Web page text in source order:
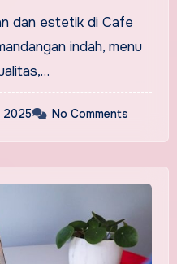
dan estetik di Cafe
indah, menu
2025 No Comments